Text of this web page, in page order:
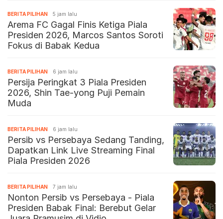
BERITA PILIHAN 5 jam lalu
Arema FC Gagal Finis Ketiga Piala
Presiden 2026, Marcos Santos Soroti
Fokus di Babak Kedua
BERITA PILIHAN 6 jam lalu
Persija Peringkat 3 Piala Presiden
2026, Shin Tae-yong Puji Pemain
Muda
BERITA PILIHAN 6 jam lalu
Persib vs Persebaya Sedang Tanding,
Dapatkan Link Live Streaming Final
Piala Presiden 2026
BERITA PILIHAN 7 jam lalu
Nonton Persib vs Persebaya - Piala
Presiden Babak Final: Berebut Gelar